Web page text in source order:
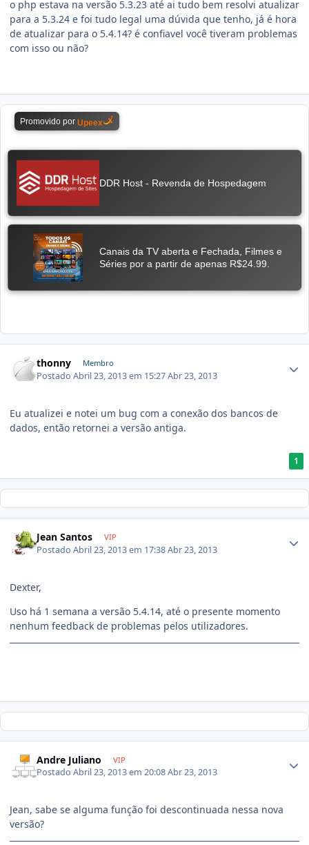
o php estava na versão 5.3.23 até ai tudo bem resolvi atualizar
para a 5.3.24 e foi tudo legal uma dúvida que tenho, já é hora
de atualizar para o 5.4.14? é confiavel você tiveram problemas
com isso ou não?
thonny Membro
PostadoAbril 23, 2013 em 15:27Abr 23, 2013
Eu atualizei e notei um bug com a conexão dos bancos de
dados, então retornei a versão antiga.
1
Jean Santos VIP
PostadoAbril 23, 2013 em 17:38Abr 23, 2013
Dexter,
Uso há 1 semana a versão 5.4.14, até o presente momento
nenhum feedback de problemas pelos utilizadores.
Andre Juliano VIP
PostadoAbril 23, 2013 em 20:08Abr 23, 2013
Jean, sabe se alguma função foi descontinuada nessa nova
versão?